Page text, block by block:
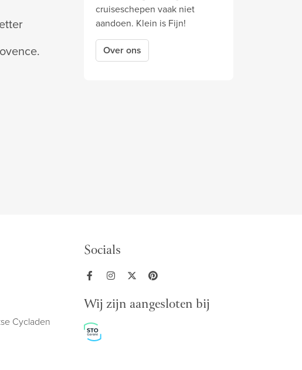
cruiseschepen vaak niet
aandoen. Klein is Fijn!
Over ons
Cycladen
Socials
Wij zijn aangesloten bij